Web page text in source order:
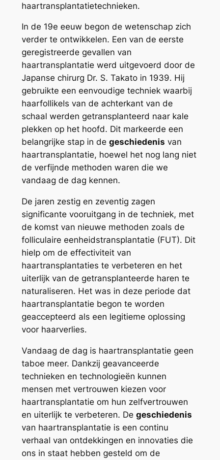
haartransplantatietechnieken.
In de 19e eeuw begon de wetenschap zich
verder te ontwikkelen. Een van de eerste
geregistreerde gevallen van
haartransplantatie werd uitgevoerd door de
Japanse chirurg Dr. S. Takato in 1939. Hij
gebruikte een eenvoudige techniek waarbij
haarfollikels van de achterkant van de
schaal werden getransplanteerd naar kale
plekken op het hoofd. Dit markeerde een
belangrijke stap in de geschiedenis van
haartransplantatie, hoewel het nog lang niet
de verfijnde methoden waren die we
vandaag de dag kennen.
De jaren zestig en zeventig zagen
significante vooruitgang in de techniek, met
de komst van nieuwe methoden zoals de
folliculaire eenheidstransplantatie (FUT). Dit
hielp om de effectiviteit van
haartransplantaties te verbeteren en het
uiterlijk van de getransplanteerde haren te
naturaliseren. Het was in deze periode dat
haartransplantatie begon te worden
geaccepteerd als een legitieme oplossing
voor haarverlies.
Vandaag de dag is haartransplantatie geen
taboe meer. Dankzij geavanceerde
technieken en technologieën kunnen
mensen met vertrouwen kiezen voor
haartransplantatie om hun zelfvertrouwen
en uiterlijk te verbeteren. De geschiedenis
van haartransplantatie is een continu
verhaal van ontdekkingen en innovaties die
ons in staat hebben gesteld om de